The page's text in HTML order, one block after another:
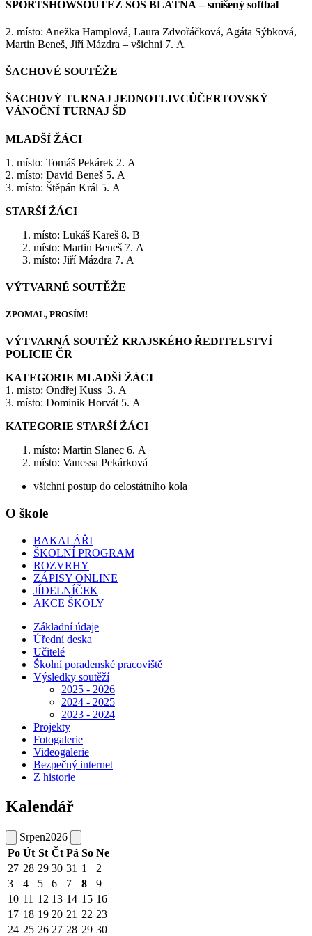
SPORTSHOWSOUTĚŽ SOŠ BLATNÁ – smíšený softbal
2. místo: Anežka Hamplová, Laura Zdvořáčková, Agáta Sýbková,
Martin Beneš, Jiří Mázdra – všichni 7. A
ŠACHOVÉ SOUTĚŽE
ŠACHOVÝ TURNAJ JEDNOTLIVCŮČERTOVSKÝ
VÁNOČNÍ TURNAJ ŠD
MLADŠÍ ŽÁCI
1. místo: Tomáš Pekárek 2. A
2. místo: David Beneš 5. A
3. místo: Štěpán Král 5. A
STARŠÍ ŽÁCI
místo: Lukáš Kareš 8. B
místo: Martin Beneš 7. A
místo: Jiří Mázdra 7. A
VÝTVARNÉ SOUTĚŽE
ZPOMAL, PROSÍM!
VÝTVARNÁ SOUTĚŽ KRAJSKÉHO ŘEDITELSTVÍ
POLICIE ČR
KATEGORIE MLADŠÍ ŽÁCI
1. místo: Ondřej Kuss 3. A
3. místo: Dominik Horvát 5. A
KATEGORIE STARŠÍ ŽÁCI
místo: Martin Slanec 6. A
místo: Vanessa Pekárková
všichni postup do celostátního kola
O škole
BAKALÁŘI
ŠKOLNÍ PROGRAM
ROZVRHY
ZÁPISY ONLINE
JÍDELNÍČEK
AKCE ŠKOLY
Základní údaje
Úřední deska
Učitelé
Školní poradenské pracoviště
Výsledky soutěží
2025 - 2026
2024 - 2025
2023 - 2024
Projekty
Fotogalerie
Videogalerie
Bezpečný internet
Z historie
Kalendář
Srpen2026
Po Út St Čt Pá So Ne
27 28 29 30 31 1
2
3
4 5 6 7 8
9
10 11 12 13 14 15 16
17 18 19 20 21 22 23
24 25 26 27 28 29 30